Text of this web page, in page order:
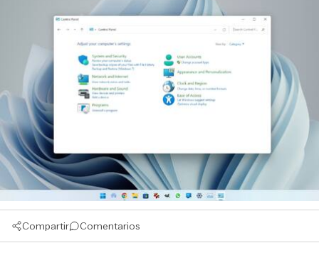
Compartir Comentarios